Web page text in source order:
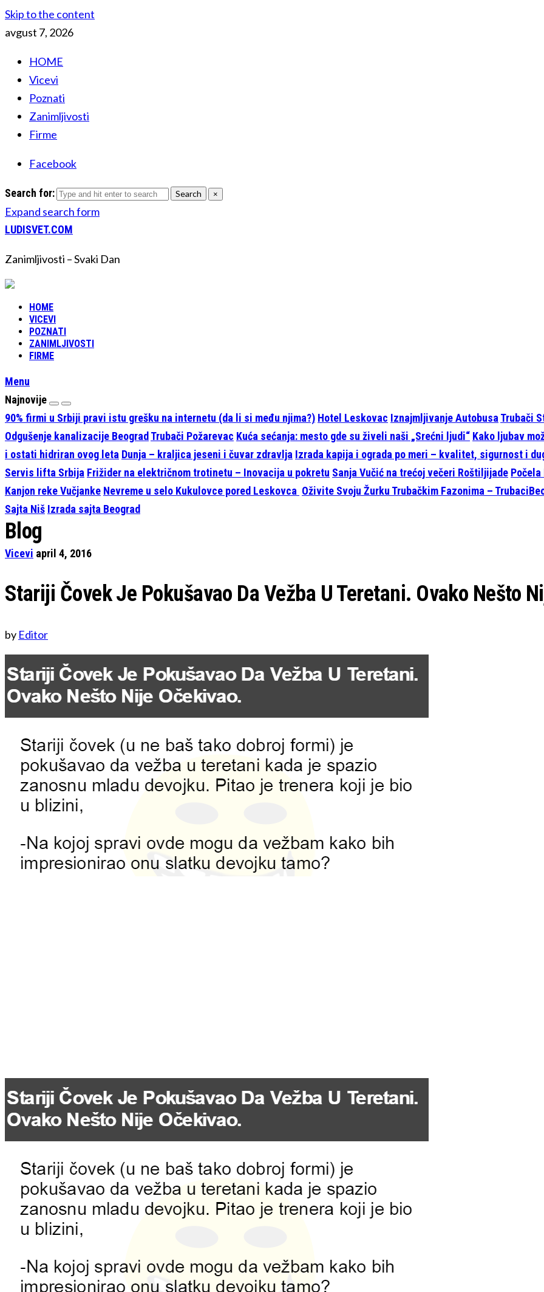
Skip to the content
avgust 7, 2026
HOME
Vicevi
Poznati
Zanimljivosti
Firme
Facebook
Search for: Search ×
Expand search form
LUDISVET.COM
Zanimljivosti – Svaki Dan
HOME
VICEVI
POZNATI
ZANIMLJIVOSTI
FIRME
Menu
Najnovije
90% firmi u Srbiji pravi istu grešku na internetu (da li si među njima?) Hotel Leskovac Iznajmljivanje Autobusa Trubači
Odgušenje kanalizacije Beograd Trubači Požarevac Kuća sećanja: mesto gde su živeli naši „Srećni ljudi“ Kako ljubav
i ostati hidriran ovog leta Dunja – kraljica jeseni i čuvar zdravlja Izrada kapija i ograda po meri – kvalitet, sigurnost i
Servis lifta Srbija Frižider na električnom trotinetu – Inovacija u pokretu Sanja Vučić na trećoj večeri Roštiljijade
Kanjon reke Vučjanke Nevreme u selo Kukulovce pored Leskovca Oživite Svoju Žurku Trubačkim Fazonima –
Sajta Niš Izrada sajta Beograd
Blog
Vicevi april 4, 2016
Stariji Čovek Je Pokušavao Da Vežba U Teretani. Ovako Nešto
by Editor